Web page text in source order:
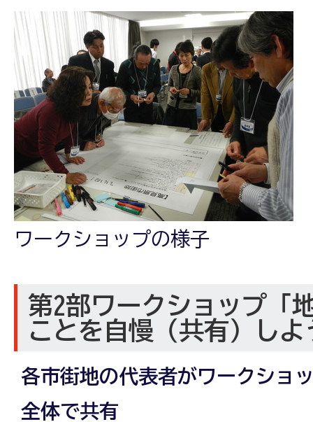
ワークショップの様子
第2部ワークショップ「
ことを自慢（共有）しよ
各市街地の代表者がワークショ
全体で共有